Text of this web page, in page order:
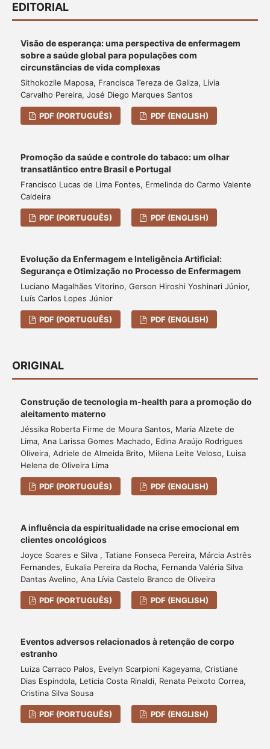
EDITORIAL
Visão de esperança: uma perspectiva de enfermagem
sobre a saúde global para populações com
circunstâncias de vida complexas
Sithokozile Maposa, Francisca Tereza de Galiza, Lívia
Carvalho Pereira, José Diego Marques Santos
PDF (PORTUGUÊS) PDF (ENGLISH)
Promoção da saúde e controle do tabaco: um olhar
transatlântico entre Brasil e Portugal
Francisco Lucas de Lima Fontes, Ermelinda do Carmo Valente
Caldeira
PDF (PORTUGUÊS) PDF (ENGLISH)
Evolução da Enfermagem e Inteligência Artificial:
Segurança e Otimização no Processo de Enfermagem
Luciano Magalhães Vitorino, Gerson Hiroshi Yoshinari Júnior,
Luís Carlos Lopes Júnior
PDF (PORTUGUÊS) PDF (ENGLISH)
ORIGINAL
Construção de tecnologia m-health para a promoção do
aleitamento materno
Jéssika Roberta Firme de Moura Santos, Maria Alzete de
Lima, Ana Larissa Gomes Machado, Edina Araújo Rodrigues
Oliveira, Adriele de Almeida Brito, Milena Leite Veloso, Luisa
Helena de Oliveira Lima
PDF (PORTUGUÊS) PDF (ENGLISH)
A influência da espiritualidade na crise emocional em
clientes oncológicos
Joyce Soares e Silva , Tatiane Fonseca Pereira, Márcia Astrês
Fernandes, Eukalia Pereira da Rocha, Fernanda Valéria Silva
Dantas Avelino, Ana Lívia Castelo Branco de Oliveira
PDF (PORTUGUÊS) PDF (ENGLISH)
Eventos adversos relacionados à retenção de corpo
estranho
Luiza Carraco Palos, Evelyn Scarpioni Kageyama, Cristiane
Dias Espindola, Leticia Costa Rinaldi, Renata Peixoto Correa,
Cristina Silva Sousa
PDF (PORTUGUÊS) PDF (ENGLISH)